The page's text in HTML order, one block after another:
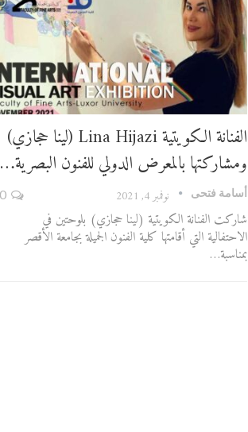
الفنانة الكويتية Lina Hijazi (لينا حجازي)
ومشاركتها بالمعرض الدولي للفنون البصرية…
أسامة فتحى نوفمبر 4, 2021 0
شاركت الفنانة الكويتية (لينا حجازي) بلوحتين في
الاحتفالية التي أقامتها كلية الفنون الجميلة بجامعة الأقصر
بمناسبة…